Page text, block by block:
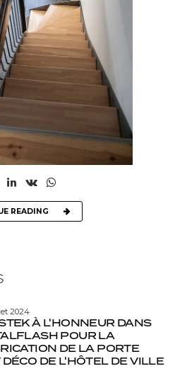
READING
2024
À L'HONNEUR DANS
POUR LA
DE LA PORTE
DE L'HÔTEL DE VILLE